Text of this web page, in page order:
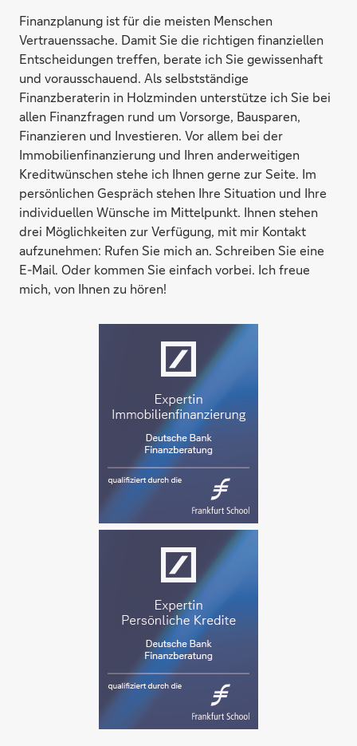
Finanzplanung ist für die meisten Menschen
Vertrauenssache. Damit Sie die richtigen finanziellen
Entscheidungen treffen, berate ich Sie gewissenhaft
und vorausschauend. Als selbstständige
Finanzberaterin in Holzminden unterstütze ich Sie bei
allen Finanzfragen rund um Vorsorge, Bausparen,
Finanzieren und Investieren. Vor allem bei der
Immobilienfinanzierung und Ihren anderweitigen
Kreditwünschen stehe ich Ihnen gerne zur Seite. Im
persönlichen Gespräch stehen Ihre Situation und Ihre
individuellen Wünsche im Mittelpunkt. Ihnen stehen
drei Möglichkeiten zur Verfügung, mit mir Kontakt
aufzunehmen: Rufen Sie mich an. Schreiben Sie eine
E-Mail. Oder kommen Sie einfach vorbei. Ich freue
mich, von Ihnen zu hören!